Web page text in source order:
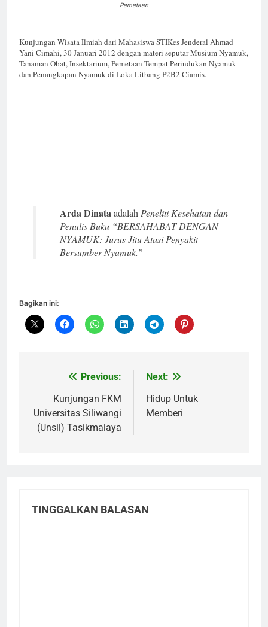
Pemetaan
Kunjungan Wisata Ilmiah dari Mahasiswa STIKes Jenderal Ahmad
Yani Cimahi, 30 Januari 2012 dengan materi seputar Musium Nyamuk,
Tanaman Obat, Insektarium, Pemetaan Tempat Perindukan Nyamuk
dan Penangkapan Nyamuk di Loka Litbang P2B2 Ciamis.
Arda DinataadalahPeneliti Kesehatan dan
Penulis Buku “BERSAHABAT DENGAN
NYAMUK: Jurus Jitu Atasi Penyakit
Bersumber Nyamuk.”
Bagikan ini:
Navigasi
pos
Previous:
Kunjungan FKM
Universitas Siliwangi
(Unsil) Tasikmalaya
Next:
Hidup Untuk
Memberi
TINGGALKAN BALASAN